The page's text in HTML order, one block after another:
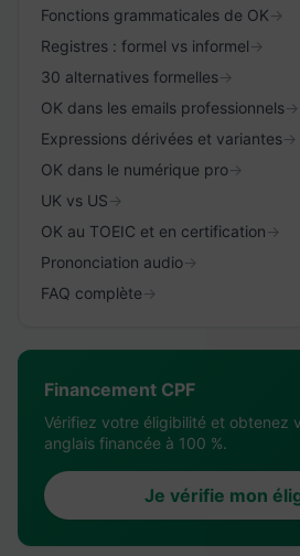
Fonctions grammaticales de OK→
Registres : formel vs informel→
30 alternatives formelles→
OK dans les emails professionnels→
Expressions dérivées et variantes→
OK dans le numérique pro→
UK vs US→
OK au TOEIC et en certification→
Prononciation audio→
FAQ complète→
Financement CPF
Vérifiez votre éligibilité et obtenez
anglais financée à 100 %.
Je vérifie mon